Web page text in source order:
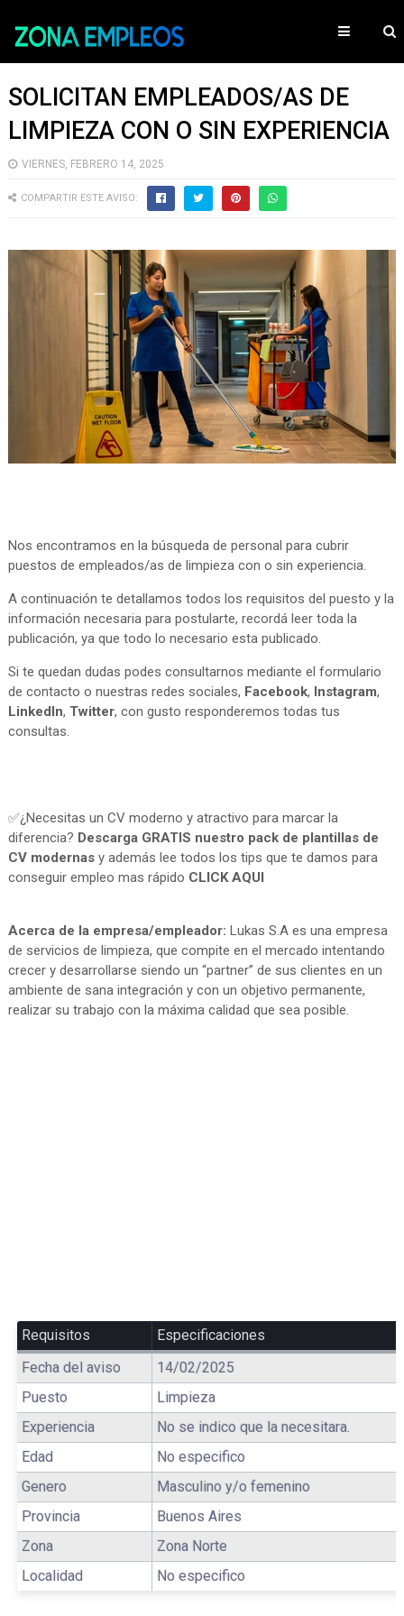
SOLICITAN EMPLEADOS/AS DE
LIMPIEZA CON O SIN EXPERIENCIA
VIERNES, FEBRERO 14, 2025
COMPARTIR ESTE AVISO:
Nos encontramos en la búsqueda de personal para cubrir
puestos de empleados/as de limpieza con o sin experiencia.
A continuación te detallamos todos los requisitos del puesto y la
información necesaria para postularte, recordá leer toda la
publicación, ya que todo lo necesario esta publicado.
Si te quedan dudas podes consultarnos mediante el formulario
de contacto o nuestras redes sociales, Facebook, Instagram,
LinkedIn, Twitter, con gusto responderemos todas tus
consultas.
✅¿Necesitas un CV moderno y atractivo para marcar la
diferencia? Descarga GRATIS nuestro pack de plantillas de
CV modernasy además lee todos los tips que te damos para
conseguir empleo mas rápido CLICK AQUI
Acerca de la empresa/empleador: Lukas S.A es una empresa
de servicios de limpieza, que compite en el mercado intentando
crecer y desarrollarse siendo un “partner” de sus clientes en un
ambiente de sana integración y con un objetivo permanente,
realizar su trabajo con la máxima calidad que sea posible.
Requisitos
Especificaciones
Fecha del aviso
14/02/2025
Puesto
Limpieza
Experiencia
No se indico que la necesitara.
Edad
No especifico
Genero
Masculino y/o femenino
Provincia
Buenos Aires
Zona
Zona Norte
Localidad
No especifico